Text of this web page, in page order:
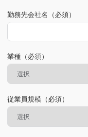
勤務先会社名（必須）
業種（必須）
従業員規模（必須）